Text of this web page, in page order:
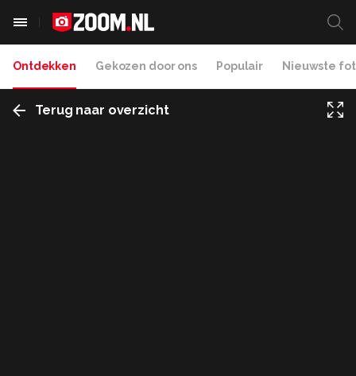
Ontdekken Gekozen door ons Populair Nieuwste
Terug naar overzicht